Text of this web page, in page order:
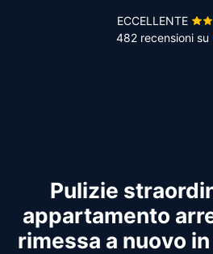
ECCELLENTE
482 recensioni su
Pulizie
appartamento
rimessa a nuovo